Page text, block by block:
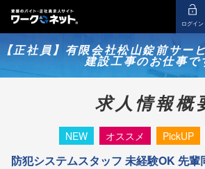
ログイン
【正社員】有限会社松山錠前サー
建設工事のお仕事で
求人情報概
NEW オススメ PickUP
防犯システムスタッフ 未経験OK 先輩